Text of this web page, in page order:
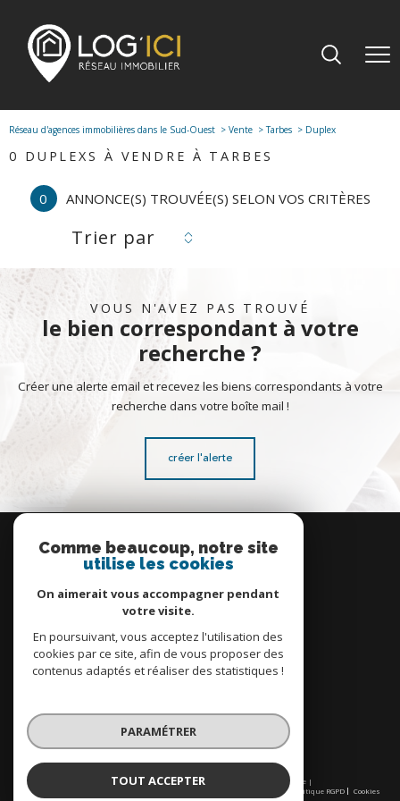
Réseau d'agences immobilières dans le Sud-Ouest Vente Tarbes Duplex
0 DUPLEXS À VENDRE À TARBES
0 ANNONCE(S) TROUVÉE(S) SELON VOS CRITÈRES
Trier par
VOUS N'AVEZ PAS TROUVÉ
le bien correspondant à votre
recherche ?
Créer une alerte email et recevez les biens correspondants à votre
recherche dans votre boîte mail !
créer l'alerte
connecter
espace propriétaire
© 2026 | Tous droits réservés | Traduction powered by Google |
Nos honoraires
Politique RGPD Cookies
Comme beaucoup, notre site
utilise les cookies
On aimerait vous accompagner pendant
votre visite.
En poursuivant, vous acceptez l'utilisation des
cookies par ce site, afin de vous proposer des
contenus adaptés et réaliser des statistiques !
PARAMÉTRER
TOUT ACCEPTER